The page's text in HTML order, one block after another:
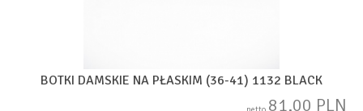
BOTKI DAMSKIE NA PŁASKIM (36-41) 1132 BLACK
81,00 PLN